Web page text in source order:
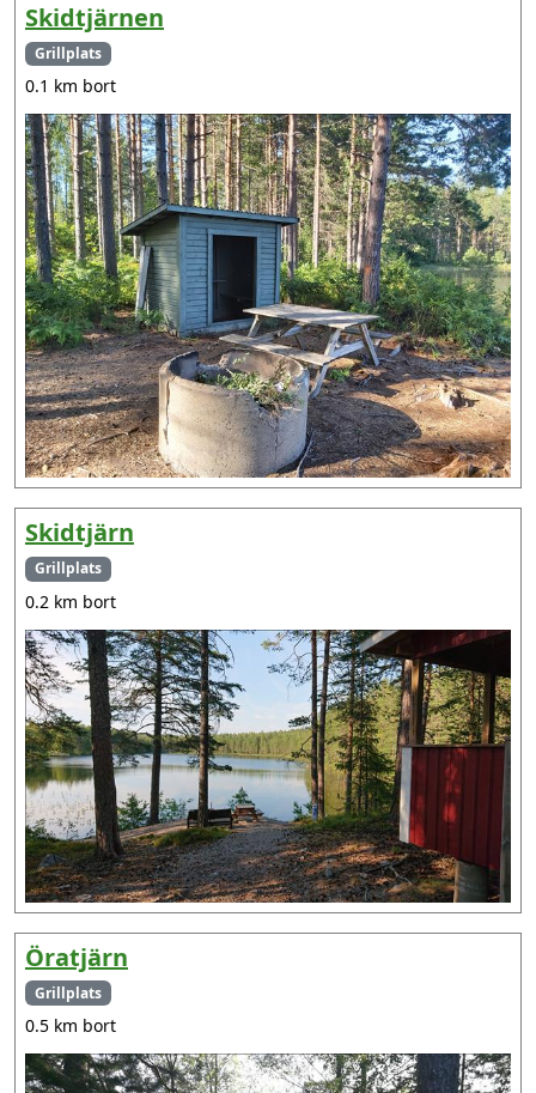
Skidtjärnen
Grillplats
0.1 km bort
Skidtjärn
Grillplats
0.2 km bort
Öratjärn
Grillplats
0.5 km bort